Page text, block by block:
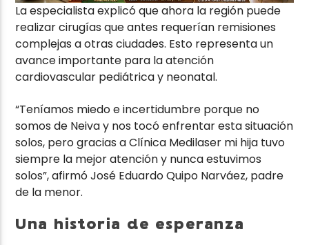
La especialista explicó que ahora la región puede
realizar cirugías que antes requerían remisiones
complejas a otras ciudades. Esto representa un
avance importante para la atención
cardiovascular pediátrica y neonatal.
“Teníamos miedo e incertidumbre porque no
somos de Neiva y nos tocó enfrentar esta situación
solos, pero gracias a Clínica Medilaser mi hija tuvo
siempre la mejor atención y nunca estuvimos
solos”, afirmó José Eduardo Quipo Narváez, padre
de la menor.
Una historia de esperanza